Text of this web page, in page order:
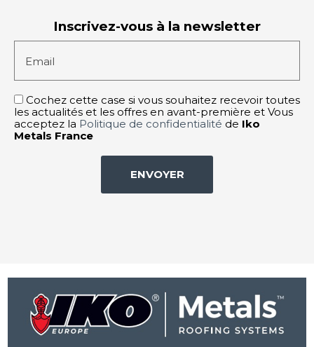
Inscrivez-vous à la newsletter
Email
Cochez cette case si vous souhaitez recevoir toutes
les actualités et les offres en avant-première et Vous
acceptez la Politique de confidentialité de Iko
Metals France